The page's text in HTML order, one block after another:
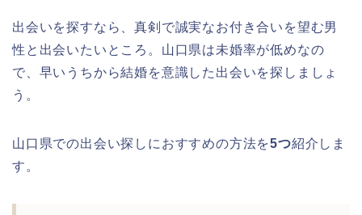
出会いを探すなら、真剣で誠実なお付き合いを望む男
性と出会いたいところ。山口県は未婚率が低めなの
で、早いうちから結婚を意識した出会いを探しましょ
う。
山口県での出会い探しにおすすめの方法を5つ紹介しま
す。